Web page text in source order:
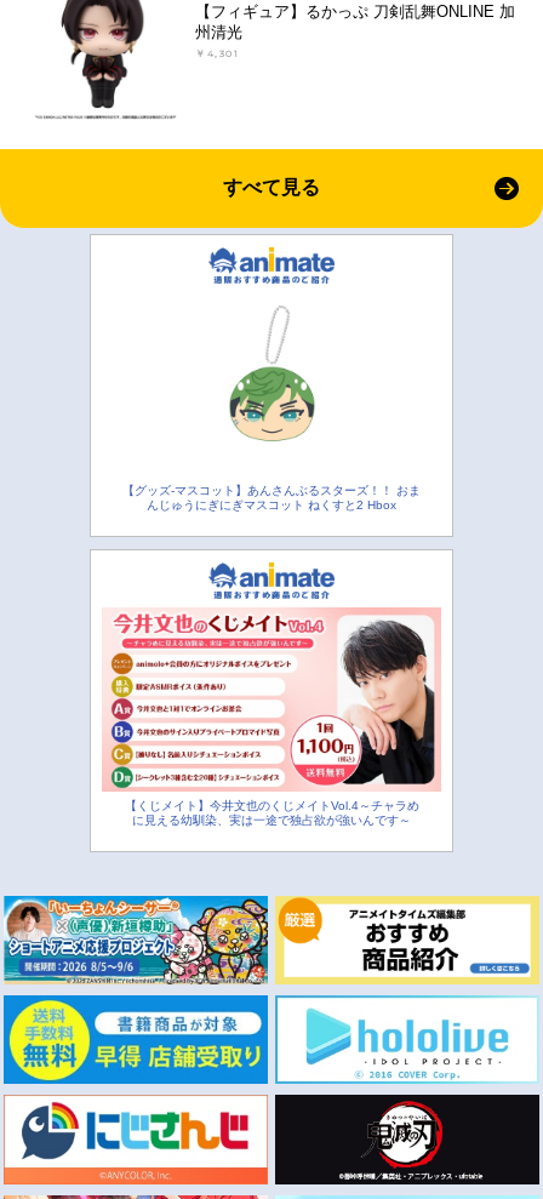
【フィギュア】るかっぷ 刀剣乱舞ONLINE 加
州清光
￥4,301
すべて見る
【グッズ-マスコット】あんさんぶるスターズ！！ おま
んじゅうにぎにぎマスコット ねくすと2 Hbox
【くじメイト】今井文也のくじメイトVol.4～チャラめ
に見える幼馴染、実は一途で独占欲が強いんです～